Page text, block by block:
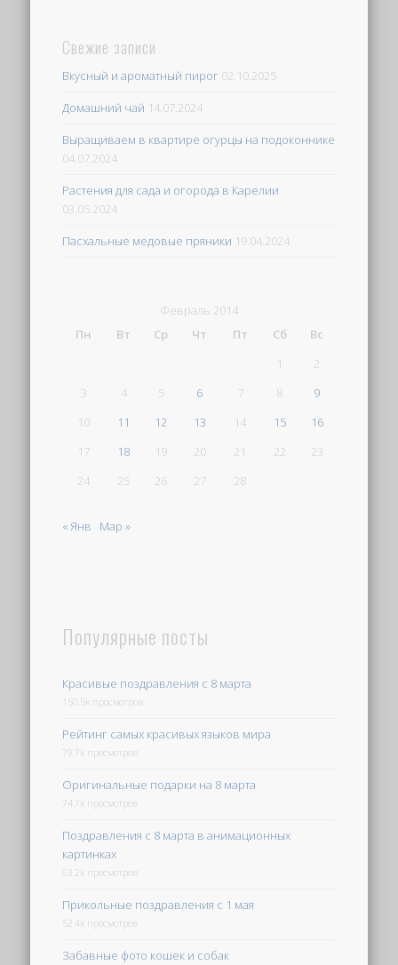
Свежие записи
Вкусный и ароматный пирог 02.10.2025
Домашний чай 14.07.2024
Выращиваем в квартире огурцы на подоконнике
04.07.2024
Растения для сада и огорода в Карелии
03.05.2024
Пасхальные медовые пряники 19.04.2024
Февраль 2014
Пн
Вт Ср Чт Пт Сб
Вс
1
2
3
4 5 6 7 8
9
10
11 12 13 14 15
16
17
18 19 20 21 22
23
24
25 26 27 28
« Янв Мар »
Популярные посты
Красивые поздравления с 8 марта
150.5k просмотров
Рейтинг самых красивых языков мира
79.7k просмотров
Оригинальные подарки на 8 марта
74.7k просмотров
Поздравления с 8 марта в анимационных
картинках
63.2k просмотров
Прикольные поздравления с 1 мая
52.4k просмотров
Забавные фото кошек и собак